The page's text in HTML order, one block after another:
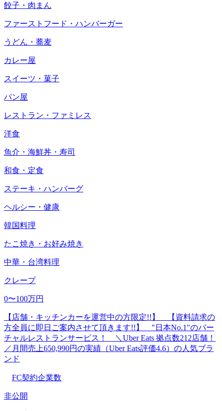
餃子・肉まん
ファーストフード・ハンバーガー
うどん・蕎麦
カレー屋
スイーツ・菓子
パン屋
レストラン・ファミレス
洋食
魚介・海鮮丼・寿司
和食・定食
ステーキ・ハンバーグ
ヘルシー・健康
韓国料理
たこ焼き・お好み焼き
中華・台湾料理
クレープ
0〜100万円
【店舗・キッチンカーを運営中の方限定!!】 【資料請求の
方全員に即日ご案内させて頂きます!!】 "日本No.1"のバー
チャルレストランサービス！ ＼Uber Eats 拠点数212店舗！
／月間売上650,990円の実績（Uber Eats評価4.6）の人気ブラ
ンド
FC契約企業数
非公開